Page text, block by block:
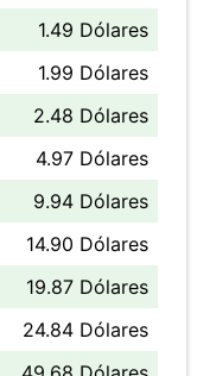
1.49 Dólares
1.99 Dólares
2.48 Dólares
4.97 Dólares
9.94 Dólares
14.90 Dólares
19.87 Dólares
24.84 Dólares